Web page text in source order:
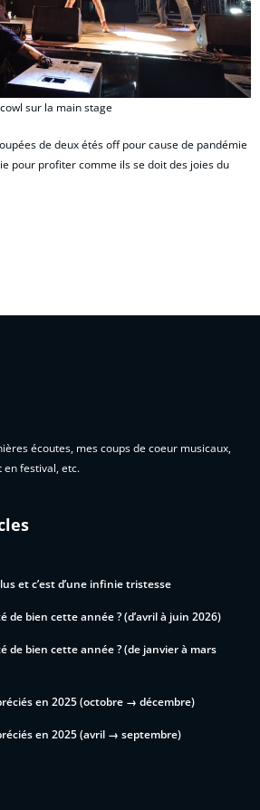
sur la main stage
de deux étés off pour cause de pandémie
pour profiter comme ils se doit des joies du
écoutes, mes coups de coeur musicaux,
en festival, etc.
et c’est d’une infinie tristesse
de bien cette année ? (d’avril à juin 2026)
de bien cette année ? (de janvier à mars
en 2025 (octobre → décembre)
en 2025 (avril → septembre)